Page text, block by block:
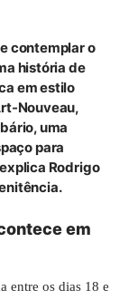
contemplar o
história de
em estilo
Nouveau,
uma
para
Rodrigo
em
entre os dias 18 e